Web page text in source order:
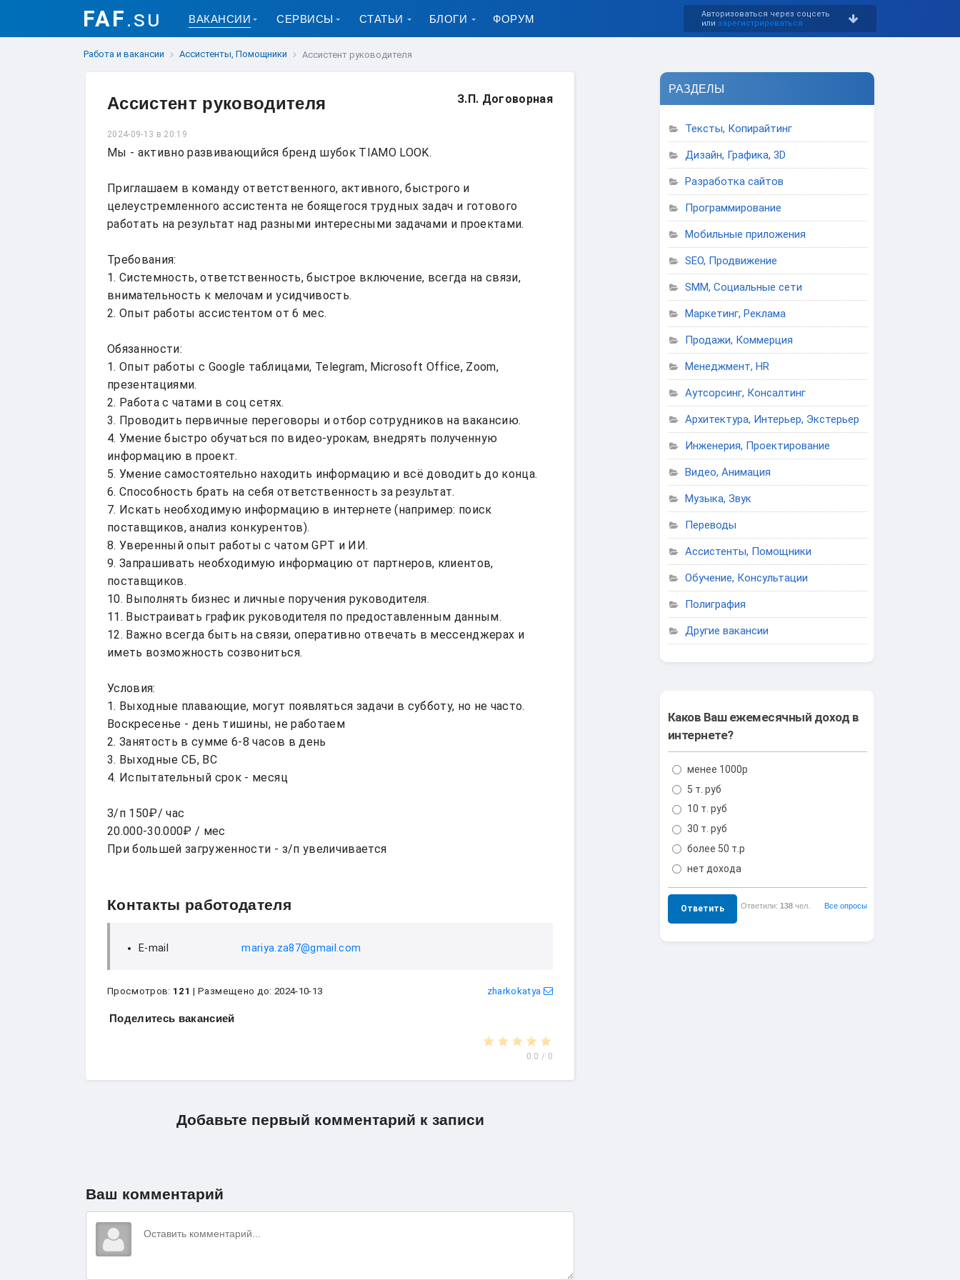
Авторизоваться через соцсеть
или зарегистрироваться
FAF.su ВАКАНСИИ СЕРВИСЫ СТАТЬИ БЛОГИ ФОРУМ
Работа и вакансии Ассистенты, Помощники Ассистент руководителя
З.П. Договорная
Ассистент руководителя
2024-09-13 в 20:19
Мы - активно развивающийся бренд шубок TIAMO LOOK.
Приглашаем в команду ответственного, активного, быстрого и
целеустремленного ассистента не боящегося трудных задач и готового
работать на результат над разными интересными задачами и проектами.
Требования:
1. Системность, ответственность, быстрое включение, всегда на связи,
внимательность к мелочам и усидчивость.
2. Опыт работы ассистентом от 6 мес.
Обязанности:
1. Опыт работы с Google таблицами, Telegram, Microsoft Office, Zoom,
презентациями.
2. Работа с чатами в соц сетях.
3. Проводить первичные переговоры и отбор сотрудников на вакансию.
4. Умение быстро обучаться по видео-урокам, внедрять полученную
информацию в проект.
5. Умение самостоятельно находить информацию и всё доводить до конца.
6. Способность брать на себя ответственность за результат.
7. Искать необходимую информацию в интернете (например: поиск
поставщиков, анализ конкурентов).
8. Уверенный опыт работы с чатом GPT и ИИ.
9. Запрашивать необходимую информацию от партнеров, клиентов,
поставщиков.
10. Выполнять бизнес и личные поручения руководителя.
11. Выстраивать график руководителя по предоставленным данным.
12. Важно всегда быть на связи, оперативно отвечать в мессенджерах и
иметь возможность созвониться.
Условия:
1. Выходные плавающие, могут появляться задачи в субботу, но не часто.
Воскресенье - день тишины, не работаем
2. Занятость в сумме 6-8 часов в день
3. Выходные СБ, ВС
4. Испытательный срок - месяц
З/п 150₽/ час
20.000-30.000₽ / мес
При большей загруженности - з/п увеличивается
Контакты работодателя
E-mail mariya.za87@gmail.com
zharkokatya
Просмотров: 121 | Размещено до: 2024-10-13
Поделитесь вакансией
0.0 / 0
РАЗДЕЛЫ
Тексты, Копирайтинг
Дизайн, Графика, 3D
Разработка сайтов
Программирование
Мобильные приложения
SEO, Продвижение
SMM, Социальные сети
Маркетинг, Реклама
Продажи, Коммерция
Менеджмент, HR
Аутсорсинг, Консалтинг
Архитектура, Интерьер, Экстерьер
Инженерия, Проектирование
Видео, Анимация
Музыка, Звук
Переводы
Ассистенты, Помощники
Обучение, Консультации
Полиграфия
Другие вакансии
Каков Ваш ежемесячный доход в
интернете?
менее 1000р
5 т. руб
10 т. руб
30 т. руб
более 50 т.р
нет дохода
Ответили: 138чел. Все опросы
Добавьте первый комментарий к записи
Ваш комментарий